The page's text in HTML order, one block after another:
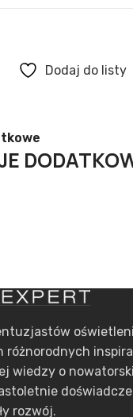
Dodaj do listy
różnorodnych
wiedzy o
rozwój.